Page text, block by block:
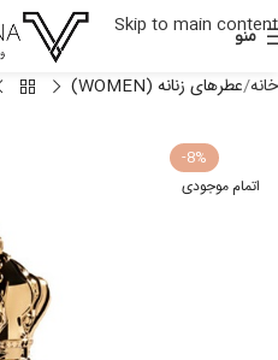
Skip to main content
منو
خانه عطرهای زنانه (WOMEN)
-8%
اتمام موجودی